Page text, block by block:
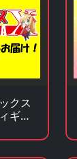
クス
ギュ
格で